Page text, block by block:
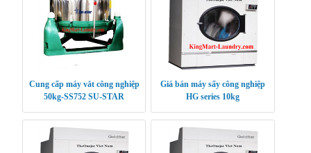
Cung cấp máy vắt công nghiệp
50kg-SS752 SU-STAR
Giá bán máy sấy công nghiệp
HG series 10kg